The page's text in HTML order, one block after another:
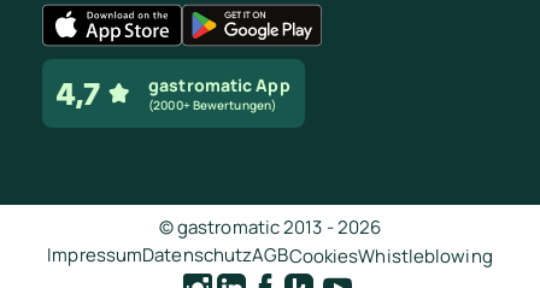
gastromatic App
(2000+ Bewertungen)
© gastromatic 2013 -2026
ImpressumDatenschutzAGBCookiesWhistleblowing